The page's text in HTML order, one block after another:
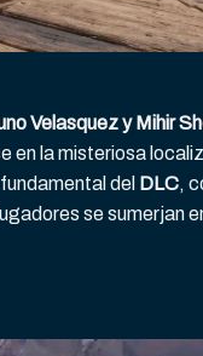
Velasquez y Mihir
en la misteriosa
del DLC,
se sumerjan